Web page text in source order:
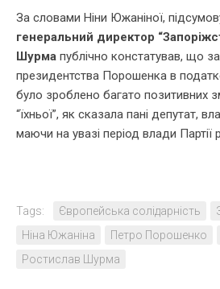
За словами Ніни Южаніної,
генеральний директор
Шурма публічно констатував, що
президентства Порошенка в
було зроблено багато позитивних
“їхньої”, як сказала пані депутат,
маючи на увазі період влади Партії
Tags: Європейська солідарність
Ніна Южаніна
Петро Порошенко
Ростислав Шурма